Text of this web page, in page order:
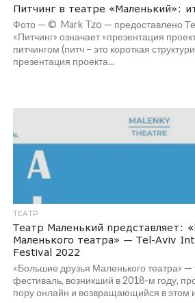
Питчинг в театре «Маленький»:
Фото — © Mark Tzo — предоставлено
«Питчинг» означает «презентация
питчингом (питч – это короткая
презентация проекта...
ТЕАТР
Театр Маленький представляет:
Маленького театра» — Tel-Aviv
Festival 2022
«Большие друзья Маленького театра» —
фестиваль, возникший в 2018-м году,
пору онлайн и возвращающийся в этом